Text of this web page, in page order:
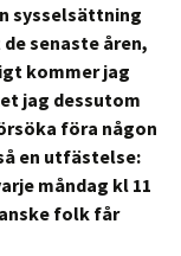
sysselsättning
senaste åren,
kommer jag
jag dessutom
föra någon
en utfästelse:
måndag kl 11
folk får